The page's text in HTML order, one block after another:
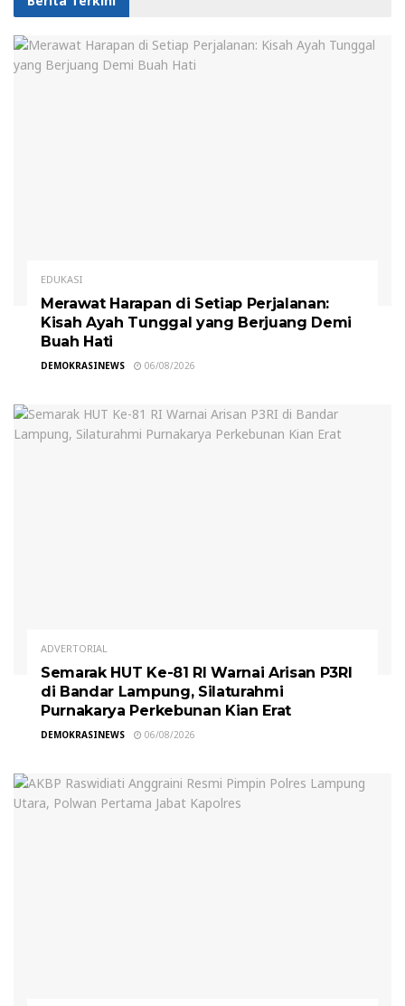
EDUKASI
Merawat Harapan di Setiap Perjalanan:
Kisah Ayah Tunggal yang Berjuang Demi
Buah Hati
DEMOKRASINEWS 06/08/2026
ADVERTORIAL
Semarak HUT Ke-81 RI Warnai Arisan P3RI
di Bandar Lampung, Silaturahmi
Purnakarya Perkebunan Kian Erat
DEMOKRASINEWS 06/08/2026